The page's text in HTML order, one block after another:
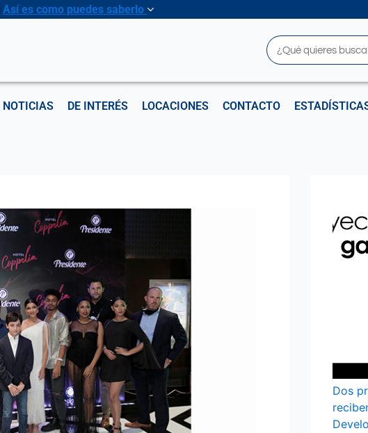
Así es como puedes saberlo
Buscar
NOTICIAS DE INTERÉS LOCACIONES CONTACTO
Dos